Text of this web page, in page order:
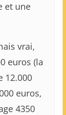
et une
vrai,
euros (la
12.000
euros,
4350